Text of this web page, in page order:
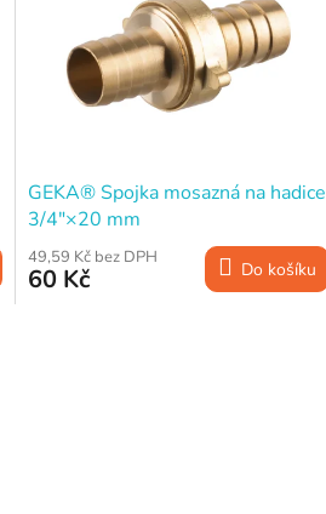
GEKA® Spojka mosazná na hadice
3/4"×20 mm
49,59 Kč bez DPH
60 Kč Do košíku